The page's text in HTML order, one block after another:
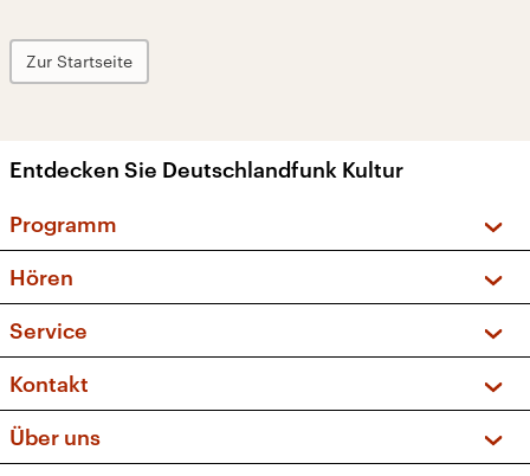
Zur Startseite
Entdecken Sie Deutschlandfunk Kultur
Programm
Sendungen und Podcasts
Musikliste
Kakadu – Das Kinderprogramm
Hören
Frequenzen (UKW + DAB+)
Service
FAQ
Apps
Newsletter
Kontakt
Social Media
Über uns